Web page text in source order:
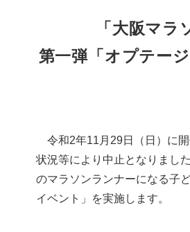
「大阪マ
第一弾「オプテー
令和2年11月29日（日）に
状況等により中止となりまし
のマラソンランナーになる子
イベント」を実施します。